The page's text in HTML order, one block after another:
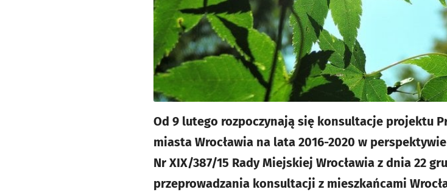
Od 9 lutego rozpoczynają się konsultacje projektu
miasta Wrocławia na lata 2016-2020 w
Nr XIX/387/15 Rady Miejskiej Wrocławia z dnia 22
przeprowadzania konsultacji z mieszkańcami